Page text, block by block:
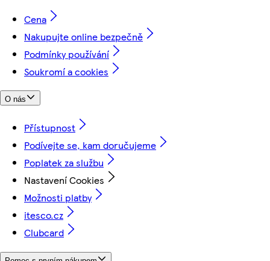
Cena
Nakupujte online bezpečně
Podmínky používání
Soukromí a cookies
O nás
Přístupnost
Podívejte se, kam doručujeme
Poplatek za službu
Nastavení Cookies
Možnosti platby
itesco.cz
Clubcard